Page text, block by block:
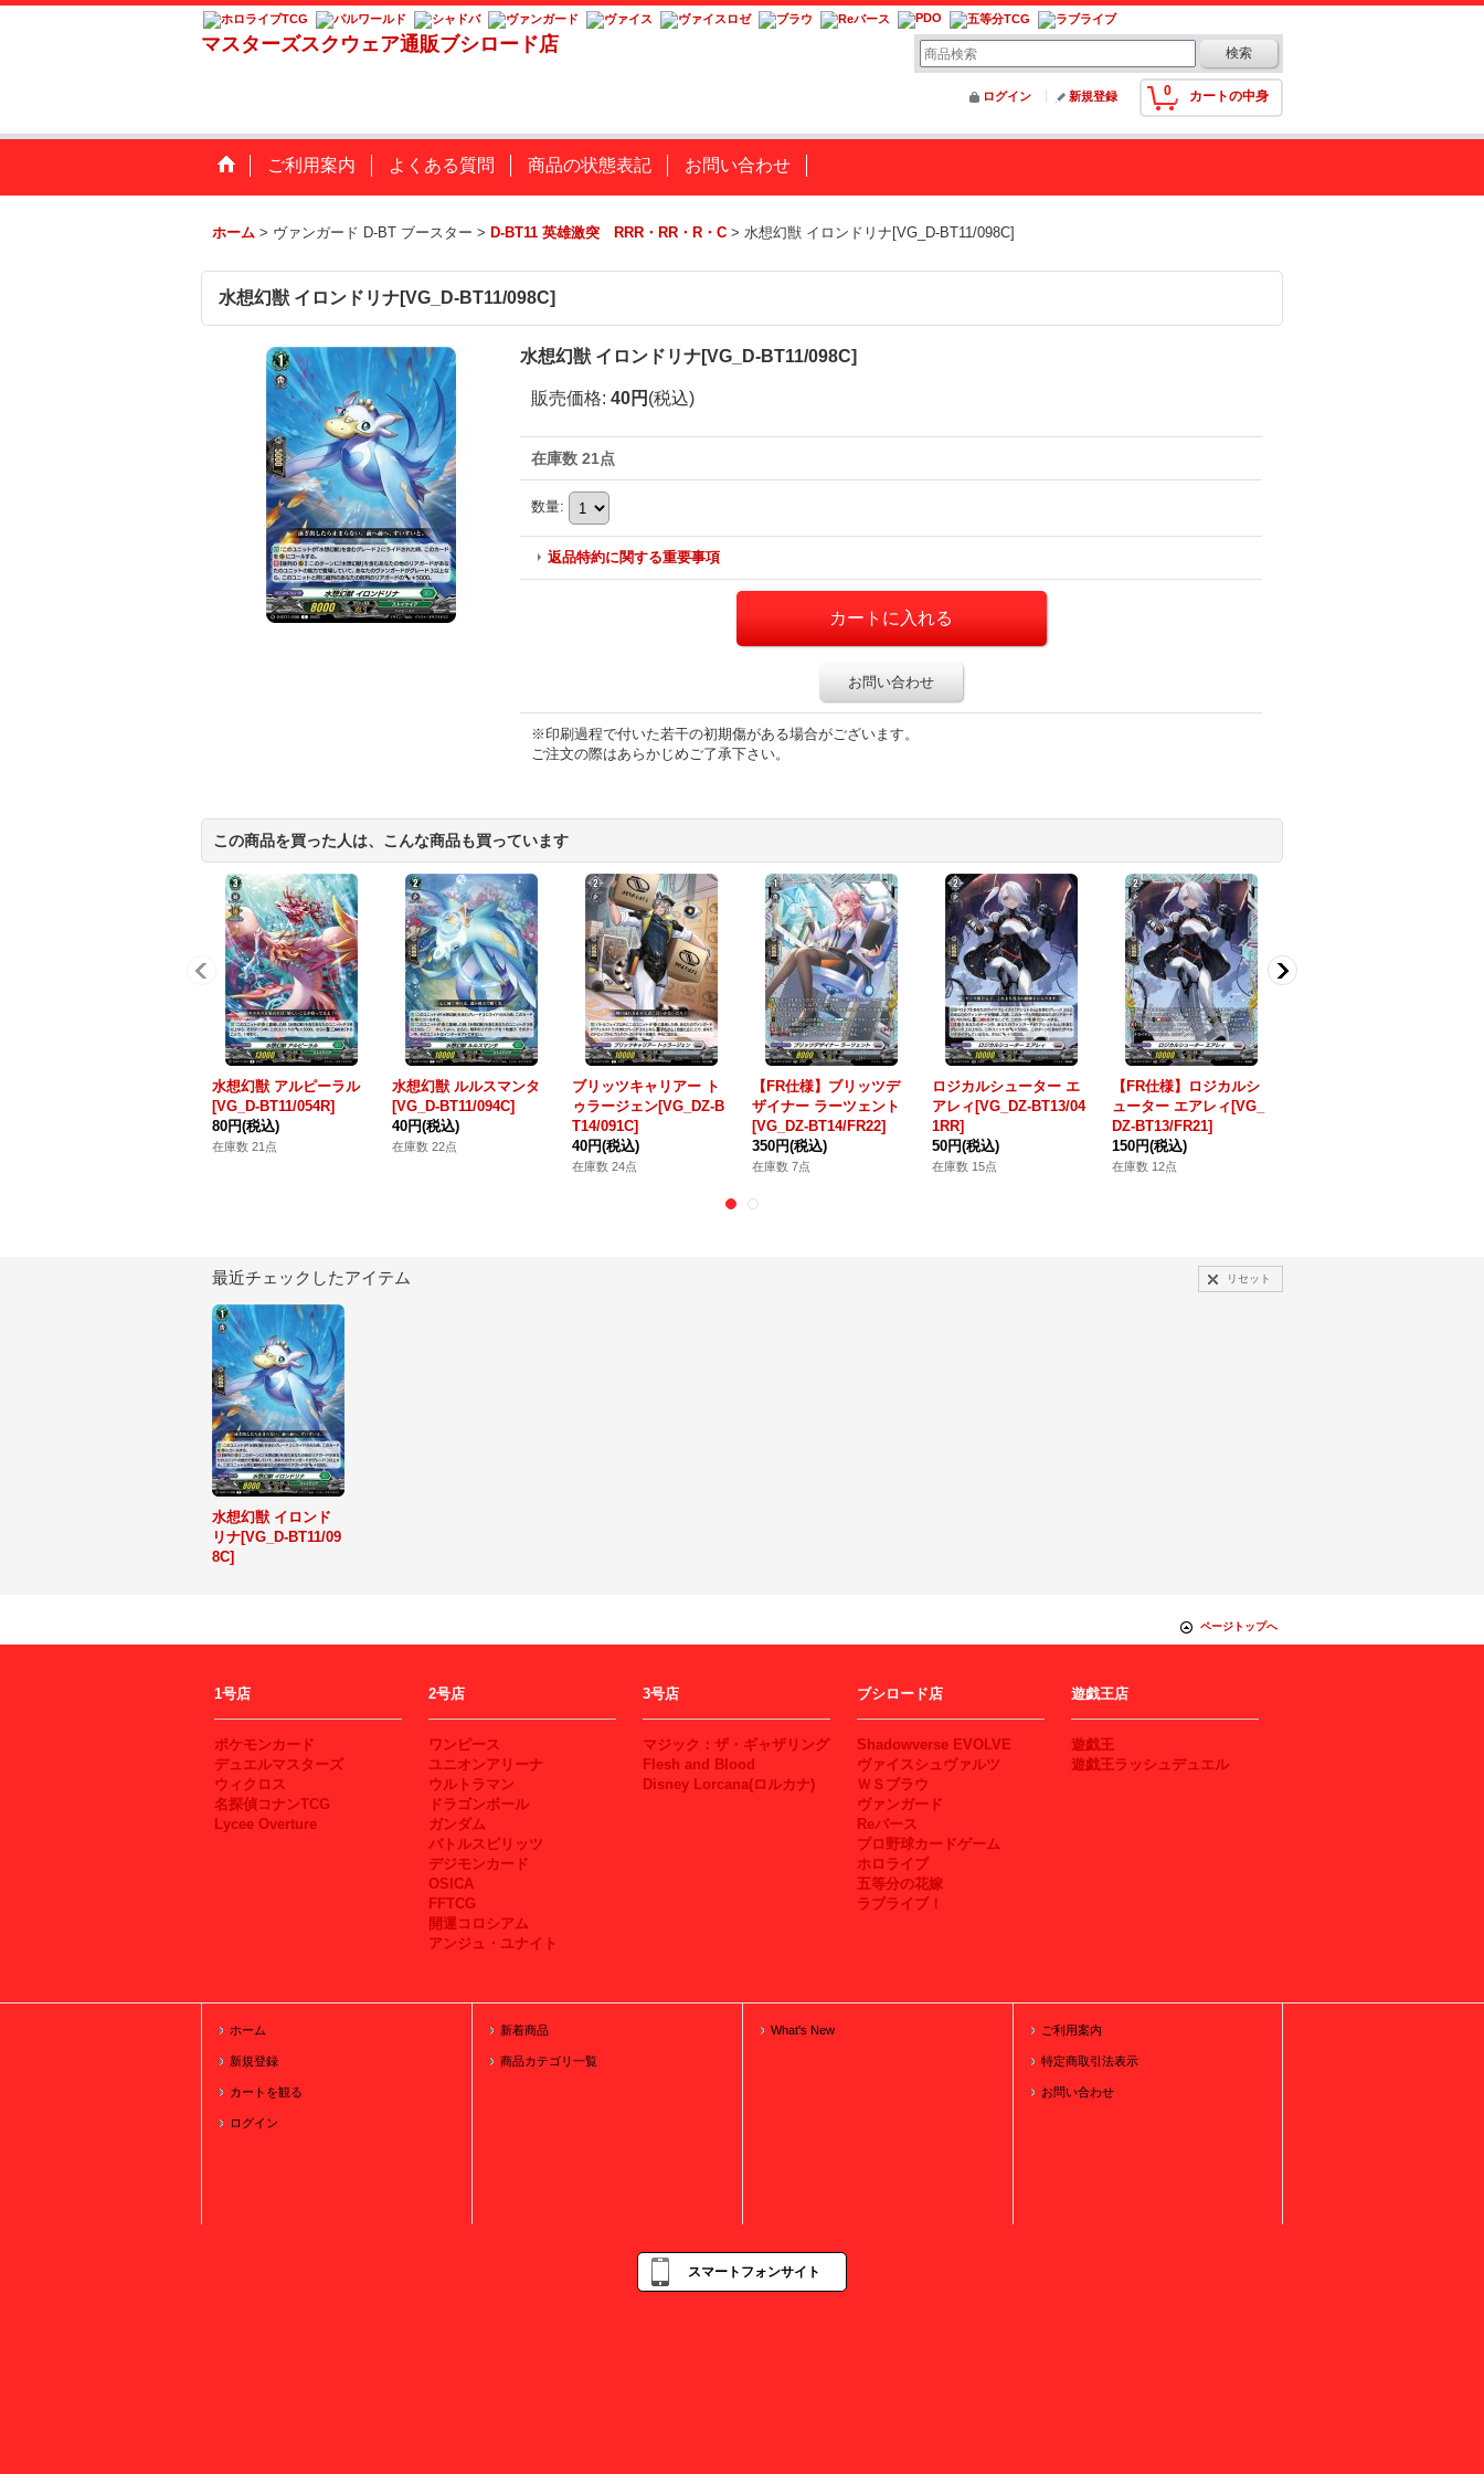
マスターズスクウェア通販ブシロード店
0 カートの中身
ログイン 新規登録
ご利用案内 よくある質問 商品の状態表記 お問い合わせ
ホーム > ヴァンガード D-BT ブースター > D-BT11 英雄激突 RRR・RR・R・C > 水想幻獣 イロンドリナ[VG_D-BT11/098C]
水想幻獣 イロンドリナ[VG_D-BT11/098C]
水想幻獣 イロンドリナ[VG_D-BT11/098C]
販売価格: 40円 (税込)
在庫数 21点
数量:
返品特約に関する重要事項
お問い合わせ
※印刷過程で付いた若干の初期傷がある場合がございます。
ご注文の際はあらかじめご了承下さい。
この商品を買った人は、こんな商品も買っています
水想幻獣 アルピーラル
[VG_D-BT11/054R]
80円(税込)
在庫数 21点
水想幻獣 ルルスマンタ
[VG_D-BT11/094C]
40円(税込)
在庫数 22点
ブリッツキャリアー ト
ゥラージェン[VG_DZ-B
T14/091C]
40円(税込)
在庫数 24点
【FR仕様】ブリッツデ
ザイナー ラーツェント
[VG_DZ-BT14/FR22]
350円(税込)
在庫数 7点
ロジカルシューター エ
アレィ[VG_DZ-BT13/04
1RR]
50円(税込)
在庫数 15点
【FR仕様】ロジカルシ
ューター エアレィ[VG_
DZ-BT13/FR21]
150円(税込)
在庫数 12点
最近チェックしたアイテム リセット
水想幻獣 イロンド
リナ[VG_D-BT11/09
8C]
ページトップへ
1号店
ポケモンカード
デュエルマスターズ
ウィクロス
名探偵コナンTCG
Lycee Overture
2号店
ワンピース
ユニオンアリーナ
ウルトラマン
ドラゴンボール
ガンダム
バトルスピリッツ
デジモンカード
OSICA
FFTCG
開運コロシアム
アンジュ・ユナイト
3号店
マジック：ザ・ギャザリング
Flesh and Blood
Disney Lorcana(ロルカナ)
ブシロード店
Shadowverse EVOLVE
ヴァイスシュヴァルツ
ＷＳブラウ
ヴァンガード
Reバース
プロ野球カードゲーム
ホロライブ
五等分の花嫁
ラブライブ！
遊戯王店
遊戯王
遊戯王ラッシュデュエル
ホーム
新規登録
カートを観る
ログイン
新着商品
商品カテゴリ一覧
What's New ご利用案内
特定商取引法表示
お問い合わせ
スマートフォンサイト